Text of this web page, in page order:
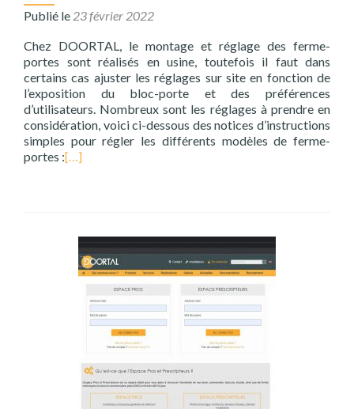
Publié le 23 février 2022
Chez DOORTAL, le montage et réglage des ferme-
portes sont réalisés en usine, toutefois il faut dans
certains cas ajuster les réglages sur site en fonction de
l’exposition du bloc-porte et des préférences
d’utilisateurs. Nombreux sont les réglages à prendre en
considération, voici ci-dessous des notices d’instructions
simples pour régler les différents modèles de ferme-
portes :[…]